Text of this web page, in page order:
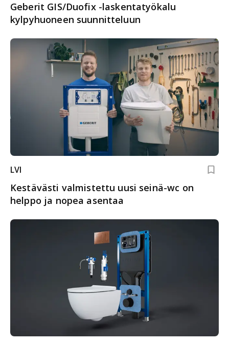
Geberit GIS/Duofix -laskentatyökalu
kylpyhuoneen suunnitteluun
LVI
Kestävästi valmistettu uusi seinä-wc on
helppo ja nopea asentaa